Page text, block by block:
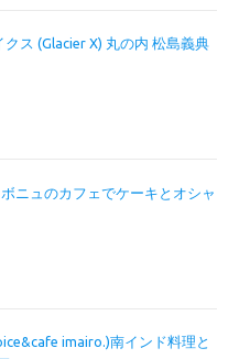
クス (Glacier X) 丸の内 松島義典
ボニュのカフェでケーキとオシャ
imairo.)南インド料理と